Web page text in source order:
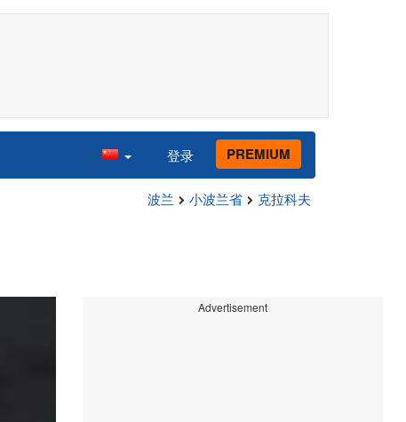
登录 PREMIUM
波兰 小波兰省 克拉科夫
Advertisement